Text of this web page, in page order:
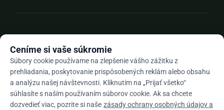
Skarrow_drop_down
Ceníme si vaše súkromie
Súbory cookie používame na zlepšenie vášho zážitku z
prehliadania, poskytovanie prispôsobených reklám alebo obsahu
a analýzu našej návštevnosti. Kliknutím na „Prijať všetko“
súhlasíte s naším používaním súborov cookie. Ak sa chcete
dozvedieť viac, pozrite si naše zásady ochrany osobných údajov a